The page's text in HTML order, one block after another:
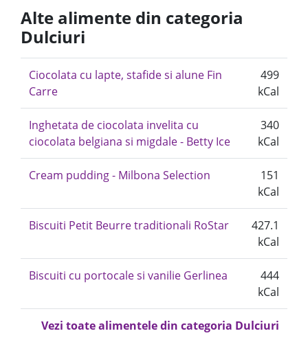
Alte alimente din categoria
Dulciuri
Ciocolata cu lapte, stafide si alune Fin
Carre
499
kCal
Inghetata de ciocolata invelita cu
ciocolata belgiana si migdale - Betty Ice
340
kCal
Cream pudding - Milbona Selection
151
kCal
Biscuiti Petit Beurre traditionali RoStar
427.1
kCal
Biscuiti cu portocale si vanilie Gerlinea
444
kCal
Vezi toate alimentele din categoria Dulciuri